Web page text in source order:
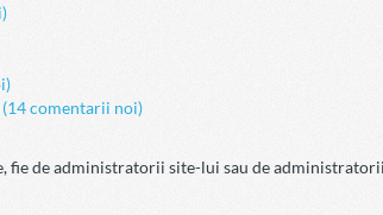
(14 comentarii noi)
fie de administratorii site-lui sau de